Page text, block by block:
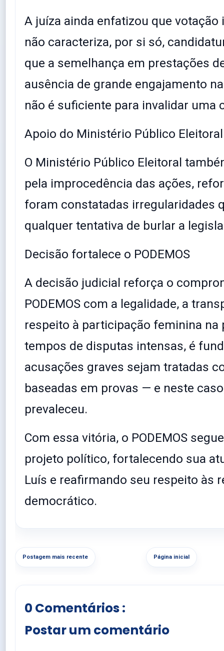
A juíza ainda enfatizou que votação
não caracteriza, por si só,
que a semelhança em prestações
ausência de grande engajamento
não é suficiente para invalidar uma
Apoio do Ministério Público Eleitoral
O Ministério Público Eleitoral
pela improcedência das ações,
foram constatadas irregularidades
qualquer tentativa de burlar a
Decisão fortalece o PODEMOS
A decisão judicial reforça o
PODEMOS com a legalidade, a
respeito à participação feminina na
tempos de disputas intensas, é
acusações graves sejam tratadas
baseadas em provas — e neste
prevaleceu.
Com essa vitória, o PODEMOS
projeto político, fortalecendo sua
Luís e reafirmando seu respeito às
democrático.
Postagem mais recente Página inicial
0 Comentários :
Postar um comentário